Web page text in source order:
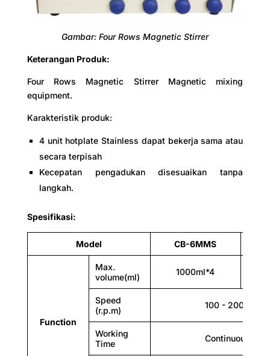
Power supply (50/60Hz) Current rang
110V or 220V
Gambar: Four Rows Magnetic Stirrer
Keterangan Produk:
Four Rows Magnetic Stirrer Magnetic mixing
equipment.
Karakteristik produk:
4 unit hotplate Stainless dapat bekerja sama atau
secara terpisah
Kecepatan pengadukan disesuaikan tanpa
langkah.
Spesifikasi:
Model CB-6MMS
Function
Max.
volume(ml)
1000ml*4
Speed
(r.p.m)
100 - 2000
Working
Time
Continuous